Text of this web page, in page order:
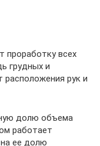
проработку всех
грудных и
расположения рук и
долю объема
работает
на ее долю